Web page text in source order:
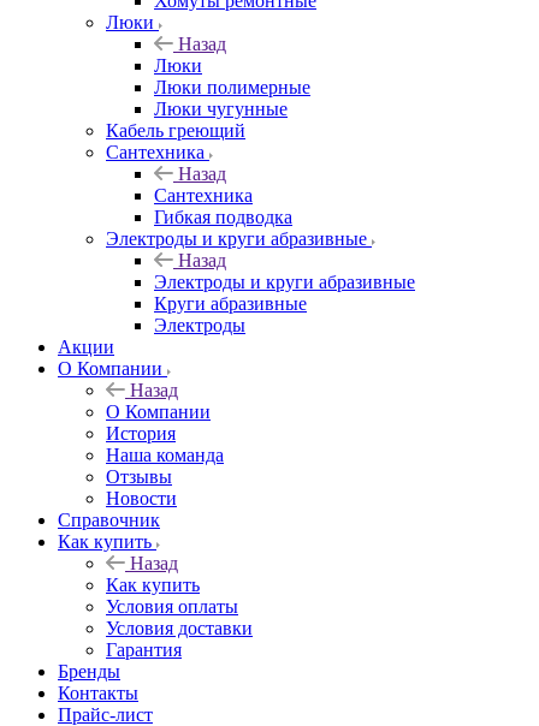
Люки
Назад
Люки
Люки полимерные
Люки чугунные
Кабель греющий
Сантехника
Назад
Сантехника
Гибкая подводка
Электроды и круги абразивные
Назад
Электроды и круги абразивные
Круги абразивные
Электроды
Акции
О Компании
Назад
О Компании
История
Наша команда
Отзывы
Новости
Справочник
Как купить
Назад
Как купить
Условия оплаты
Условия доставки
Гарантия
Бренды
Контакты
Прайс-лист